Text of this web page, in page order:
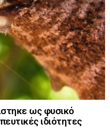
ως φυσικό
ιδιότητες